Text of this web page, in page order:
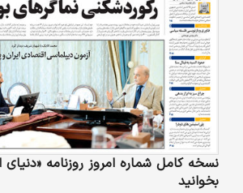
نسخه کامل شماره امروز روزنامه «دنیای‌
بخوانید